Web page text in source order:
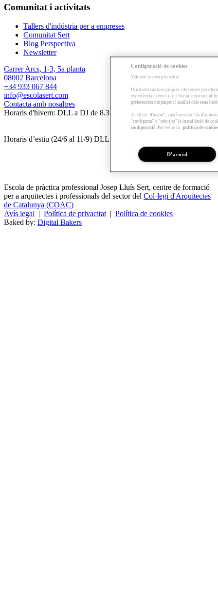
Comunitat i activitats
Tallers d'indústria per a empreses
Comunitat Sert
Blog Perspectiva
Newsletter
Carrer Arcs, 1-3, 5a planta
08002 Barcelona
+34 933 067 844
info@escolasert.com
Contacta amb nosaltres
Horaris d'hivern: DLL a DJ de 8.30 a 16.30 h / DV de 8.30 a 14 h.
Horaris d’estiu (24/6 al 11/9) DLL a DV de 8.30 a 14 h.
Escola de pràctica professional Josep Lluís Sert, centre de formació
per a arquitectes i professionals del sector del Col·legi d'Arquitectes
de Catalunya (COAC)
Avís legal | Política de privacitat | Política de cookies
Baked by: Digital Bakers
Configuració de cookies
Valorem la seva privacitat
Utilitzem cookies pròpies i de tercers per
experiència i servei i, si s’escau, mostrar
preferències mitjançant l'anàlisi dels seus
Al clicar "d'acord", vostè accepta l'ús
"configurar" o "rebutjar" la instal·lació de
configuració . Pot veure la política de
D'acord